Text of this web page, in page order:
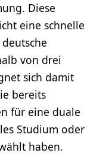
Diese
eine schnelle
von drei
sich damit
bereits
für eine duale
Studium oder
haben.